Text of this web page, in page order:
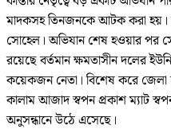
মাদকসহ তিনজনকে আটক করা
সোহেল। অভিযান শেষ হওয়ার পর
রয়েছে বর্তমান ক্ষমতাসীন দলের
কয়েকজন নেতা। বিশেষ করে
কালাম আজাদ স্বপন প্রকাশ ম্যাট
অনুসন্ধানে উঠে এসেছে।